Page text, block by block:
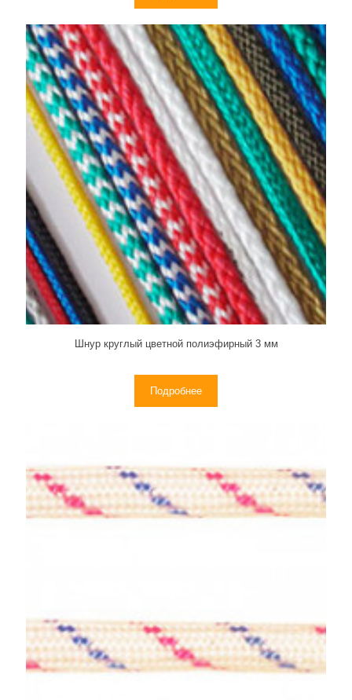
Шнур круглый цветной полиэфирный 3 мм
Подробнее